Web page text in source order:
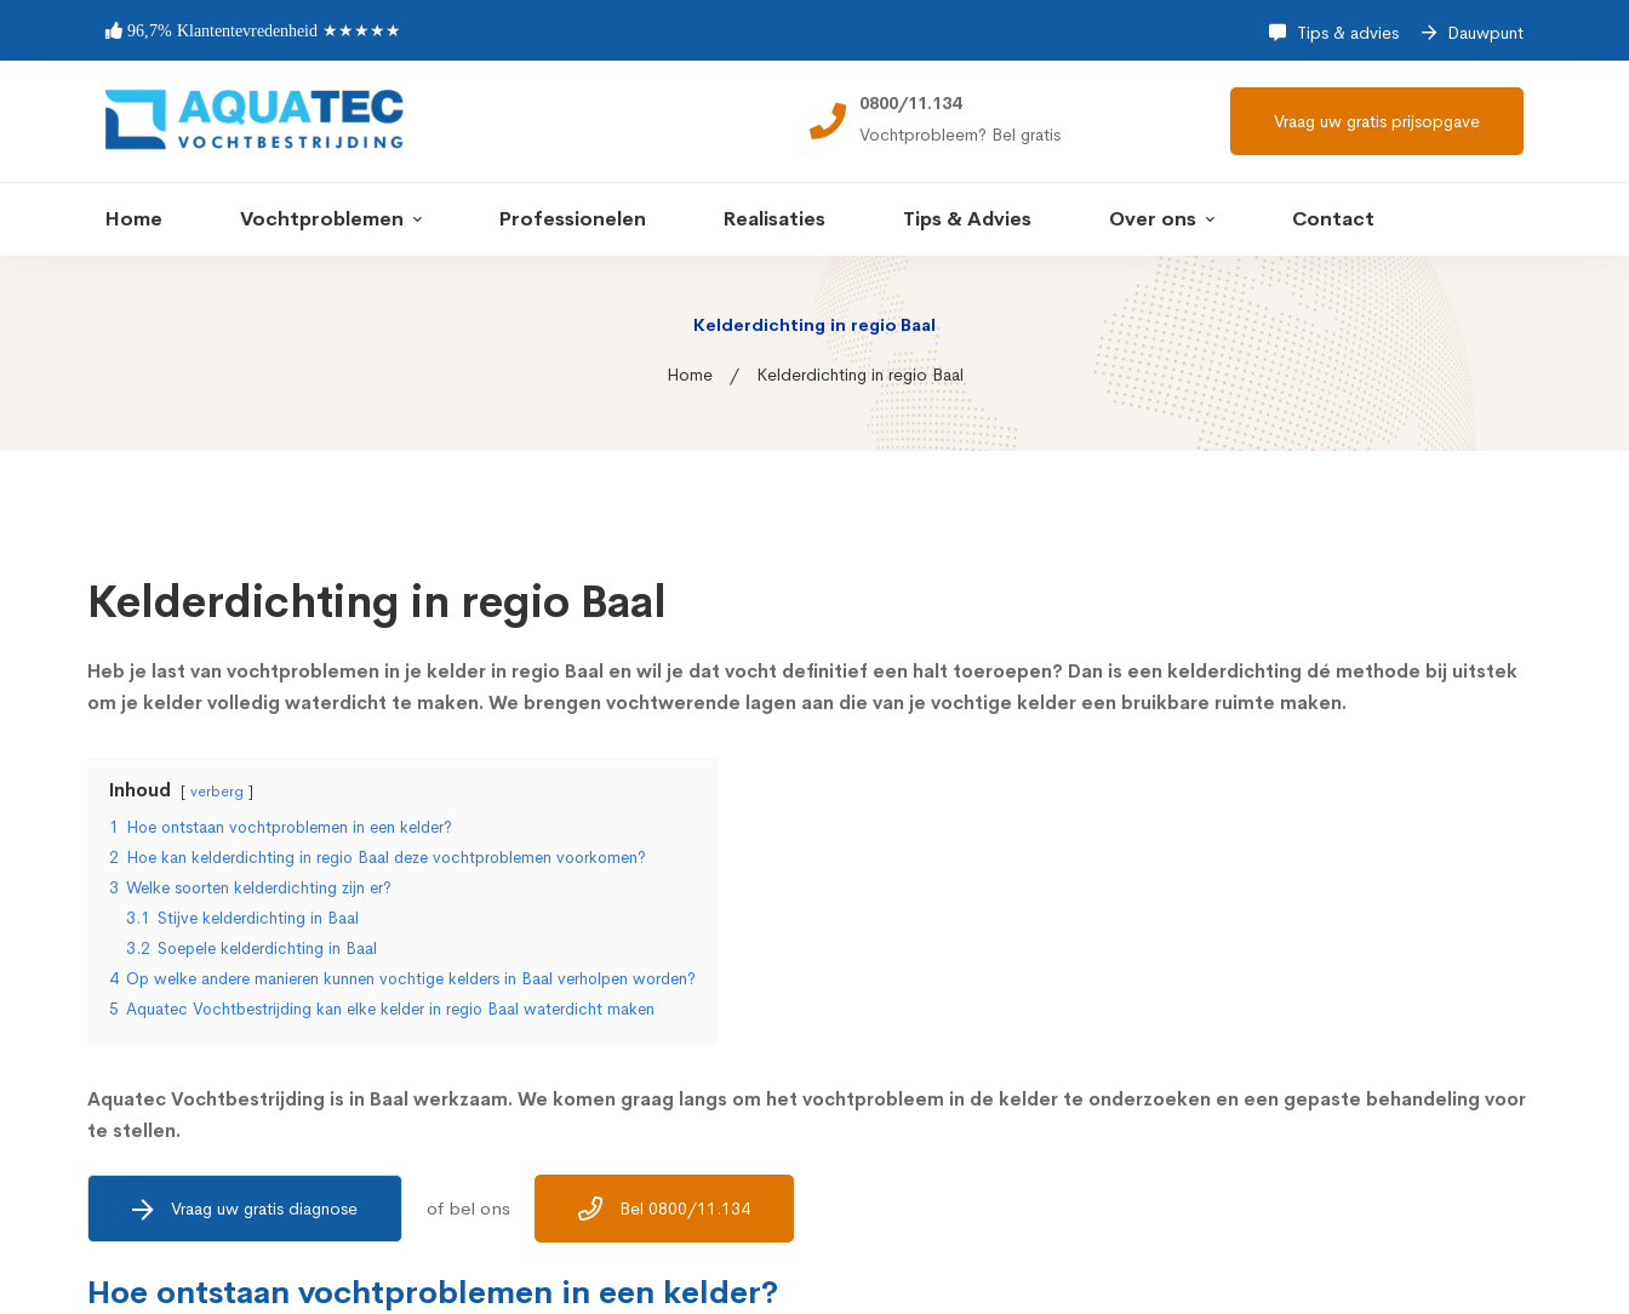
96,7% Klantentevredenheid ★★★★★ Tips & advies Dauwpunt
0800/11.134
Vochtprobleem? Bel gratis
Vraag uw gratis prijsopgave
Home Vochtproblemen Professionelen Realisaties Tips & Advies Over ons Contact
Kelderdichting in regio Baal
Home Kelderdichting in regio Baal
Kelderdichting in regio Baal
Heb je last van vochtproblemen in je kelder in regio Baal en wil je dat vocht definitief een halt toeroepen? Dan is een kelderdichting dé methode bij uitstek
om je kelder volledig waterdicht te maken. We brengen vochtwerende lagen aan die van je vochtige kelder een bruikbare ruimte maken.
Inhoud verberg
1 Hoe ontstaan vochtproblemen in een kelder?
2 Hoe kan kelderdichting in regio Baal deze vochtproblemen voorkomen?
3 Welke soorten kelderdichting zijn er?
3.1 Stijve kelderdichting in Baal
3.2 Soepele kelderdichting in Baal
4 Op welke andere manieren kunnen vochtige kelders in Baal verholpen worden?
5 Aquatec Vochtbestrijding kan elke kelder in regio Baal waterdicht maken
Aquatec Vochtbestrijding is in Baal werkzaam. We komen graag langs om het vochtprobleem in de kelder te onderzoeken en een gepaste behandeling voor
te stellen.
Vraag uw gratis diagnose of bel ons Bel 0800/11.134
Hoe ontstaan vochtproblemen in een kelder?